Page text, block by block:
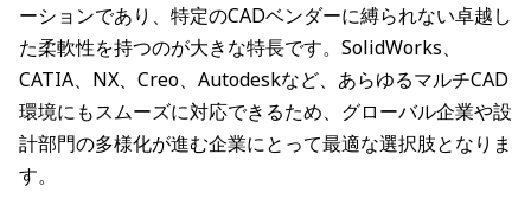
ーションであり、特定のCADベンダーに縛られない卓越し
た柔軟性を持つのが大きな特長です。SolidWorks、
CATIA、NX、Creo、Autodeskなど、あらゆるマルチCAD
環境にもスムーズに対応できるため、グローバル企業や設
計部門の多様化が進む企業にとって最適な選択肢となりま
す。